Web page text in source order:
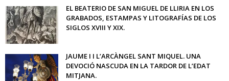
EL BEATERIO DE SAN MIGUEL DE LLIRIA EN LOS
GRABADOS, ESTAMPAS Y LITOGRAFÍAS DE LOS
SIGLOS XVIII Y XIX.
JAUME I I L’ARCÀNGEL SANT MIQUEL. UNA
DEVOCIÓ NASCUDA EN LA TARDOR DE L’EDAT
MITJANA.